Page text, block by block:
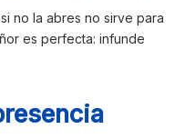
no la abres no sirve para
es perfecta: infunde